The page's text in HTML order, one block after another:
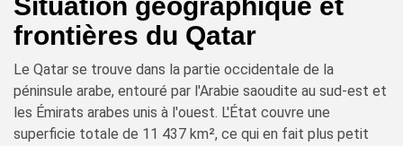
frontières du Qatar
Le Qatar se trouve dans la partie occidentale de la
péninsule arabe, entouré par l'Arabie saoudite au sud-est et
les Émirats arabes unis à l'ouest. L'État couvre une
superficie totale de 11 437 km², ce qui en fait plus petit